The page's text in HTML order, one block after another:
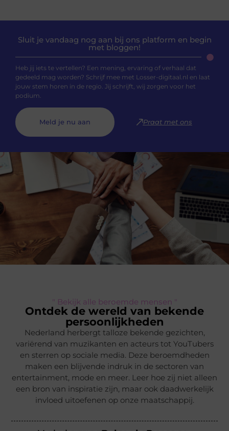
Sluit je vandaag nog aan bij ons platform en begin
met bloggen!
Heb jij iets te vertellen? Een mening, ervaring of verhaal dat
gedeeld mag worden? Schrijf mee met Losser-digitaal.nl en laat
jouw stem horen in de regio. Jij schrijft, wij zorgen voor het
podium.
Meld je nu aan Praat met ons
" Bekijk alle beroemde mensen "
Ontdek de wereld van bekende
persoonlijkheden
Nederland herbergt talloze bekende gezichten,
variërend van muzikanten en acteurs tot YouTubers
en sterren op sociale media. Deze beroemdheden
maken een blijvende indruk in de sectoren van
entertainment, mode en meer. Leer hoe zij niet alleen
een bron van inspiratie zijn, maar ook daadwerkelijk
invloed uitoefenen op onze maatschappij.